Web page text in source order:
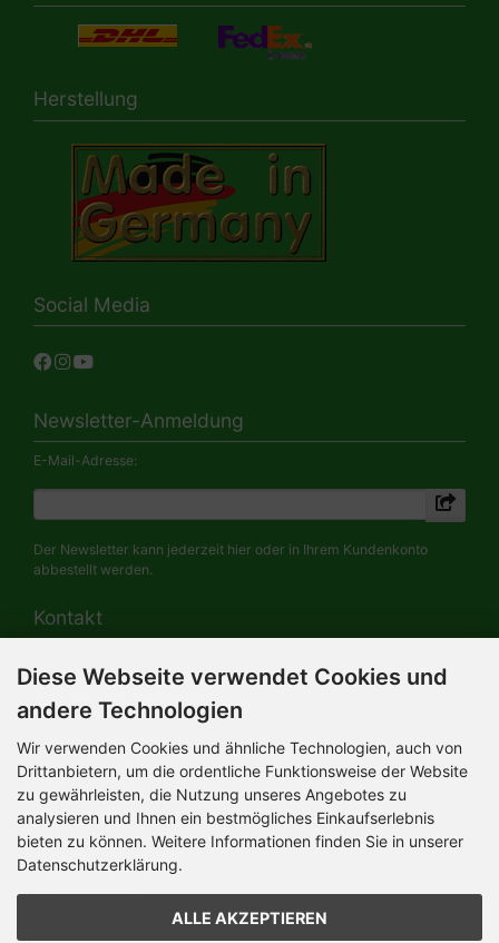
Herstellung
Social Media
Newsletter-Anmeldung
E-Mail-Adresse:
Der Newsletter kann jederzeit hier oder in Ihrem Kundenkonto
abbestellt werden.
Kontakt
HERMANN-Spielwaren GmbH
Im Grund 9-11
Mo-Do 8.00 bis 16.30 Uhr
Bürozeiten:
Mo-Do 8.00 bis 16.30 Uhr
Fr 8.00 bis 12.30 Uhr
+49 (0) 09561 85900
info@hermann.de
Geschäftsführer
Diese Webseite verwendet Cookies und
andere Technologien
Wir verwenden Cookies und ähnliche Technologien, auch von
Drittanbietern, um die ordentliche Funktionsweise der Website
zu gewährleisten, die Nutzung unseres Angebotes zu
analysieren und Ihnen ein bestmögliches Einkaufserlebnis
bieten zu können. Weitere Informationen finden Sie in unserer
Datenschutzerklärung.
ALLE AKZEPTIEREN